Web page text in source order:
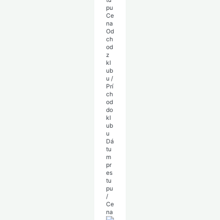
pu
Ce
na
Od
ch
od
z
kl
ub
u /
Prí
ch
od
do
kl
ub
u
Dá
tu
m
pr
es
tu
pu
/
Ce
na